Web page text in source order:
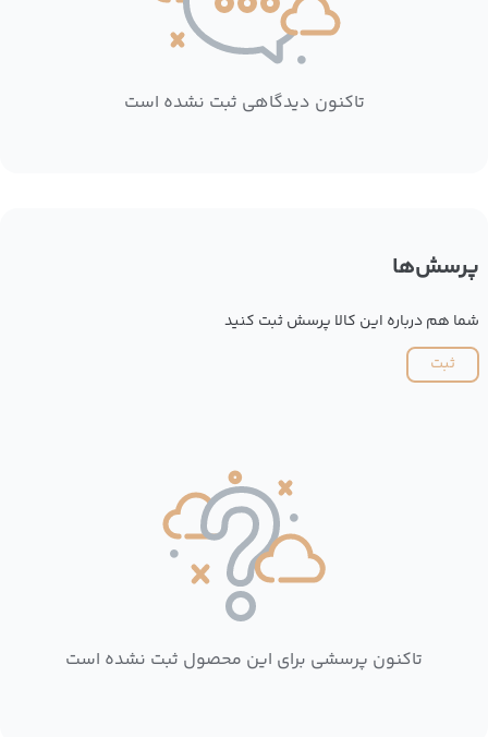
تاکنون دیدگاهی ثبت نشده است
پرسش‌ها
شما هم درباره این کالا پرسش ثبت کنید
ثبت
تاکنون پرسشی برای این محصول ثبت نشده است